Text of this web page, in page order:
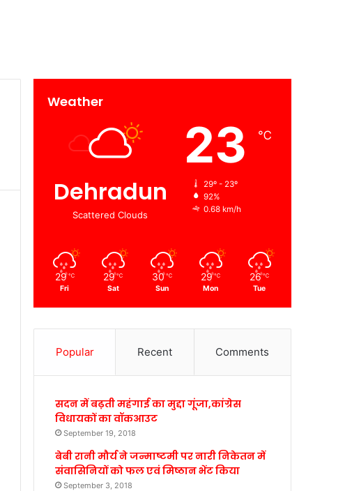
Weather
Dehradun
Scattered Clouds
23 ℃
29º - 23º
92%
0.68 km/h
29 ℃
Fri
29 ℃
Sat
30 ℃
Sun
29 ℃
Mon
26 ℃
Tue
Popular Recent Comments
सदन में बढ़ती महंगाई का मुद्दा गूंजा,कांग्रेस
विधायकों का वॉकआउट
September 19, 2018
बेबी रानी मौर्य ने जन्माष्टमी पर नारी निकेतन में
संवासिनियों को फल एवं मिष्ठान भेंट किया
September 3, 2018